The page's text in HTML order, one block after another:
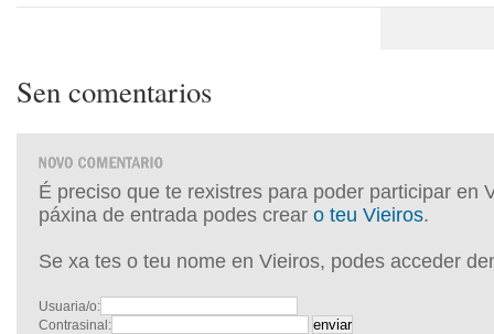
Sen comentarios
É preciso que te rexistres para poder participar en
páxina de entrada podes crear o teu Vieiros.
Se xa tes o teu nome en Vieiros, podes acceder
Usuaria/o:
Contrasinal: